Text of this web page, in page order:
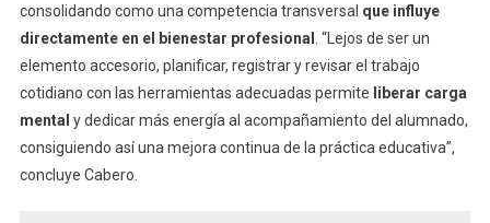
consolidando como una competencia transversal que influye
directamente en el bienestar profesional
. “Lejos de ser un
elemento accesorio, planificar, registrar y revisar el trabajo
cotidiano con las herramientas adecuadas permite liberar carga
mental y dedicar más energía al acompañamiento del alumnado,
consiguiendo así una mejora continua de la práctica educativa”,
concluye Cabero.